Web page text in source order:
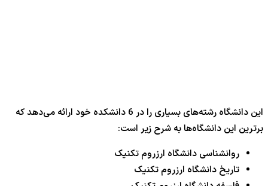
این دانشگاه رشته‌های بسیاری را در 6 دانشکده خود ارائه می‌دهد که
برترین این دانشگاه‌ها به شرح زیر است:
روانشناسی دانشگاه ارزروم تکنیک
تاریخ دانشگاه ارزروم تکنیک